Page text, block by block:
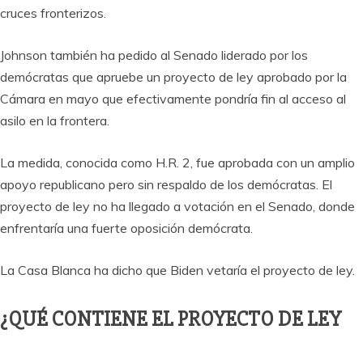
cruces fronterizos.
Johnson también ha pedido al Senado liderado por los
demócratas que apruebe un proyecto de ley aprobado por la
Cámara en mayo que efectivamente pondría fin al acceso al
asilo en la frontera.
La medida, conocida como H.R. 2, fue aprobada con un amplio
apoyo republicano pero sin respaldo de los demócratas. El
proyecto de ley no ha llegado a votación en el Senado, donde
enfrentaría una fuerte oposición demócrata.
La Casa Blanca ha dicho que Biden vetaría el proyecto de ley.
¿QUÉ CONTIENE EL PROYECTO DE LEY